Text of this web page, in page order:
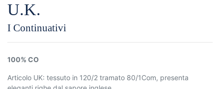
U.K.
I Continuativi
100% CO
Articolo UK: tessuto in 120/2 tramato 80/1Com, presenta